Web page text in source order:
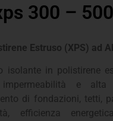
300 –
Estruso (XPS) ad
isolante in polistirene
impermeabilità e alta
di fondazioni, tetti,
efficienza